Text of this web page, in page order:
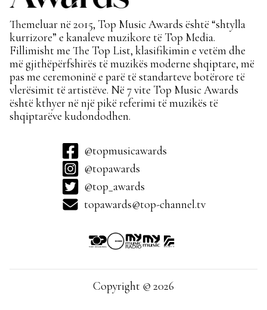
Themeluar në 2015, Top Music Awards është “shtylla
kurrizore” e kanaleve muzikore të Top Media.
Fillimisht me The Top List, klasifikimin e vetëm dhe
më gjithëpërfshirës të muzikës moderne shqiptare, më
pas me ceremoninë e parë të standarteve botërore të
vlerësimit të artistëve. Në 7 vite Top Music Awards
është kthyer në një pikë referimi të muzikës të
shqiptarëve kudondodhen.
@topmusicawards
@topawards
@top_awards
topawards@top-channel.tv
Copyright © 2026